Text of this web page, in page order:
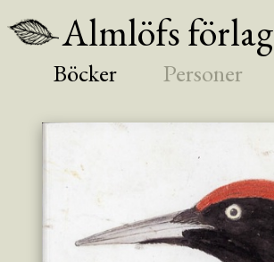
Almlöfs förlag
Böcker Personer